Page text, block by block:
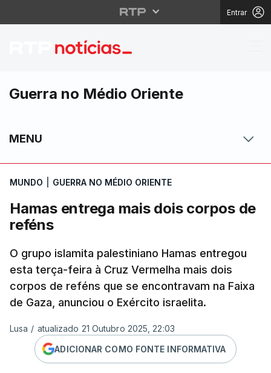
Entrar
Hamas entrega mais
Guerra no Médio Oriente
MENU
MUNDO GUERRA NO MÉDIO ORIENTE
Hamas entrega mais dois corpos de
reféns
O grupo islamita palestiniano Hamas entregou
esta terça-feira à Cruz Vermelha mais dois
corpos de reféns que se encontravam na Faixa
de Gaza, anunciou o Exército israelita.
Lusa / atualizado 21 Outubro 2025, 22:03
ADICIONAR COMO FONTE INFORMATIVA